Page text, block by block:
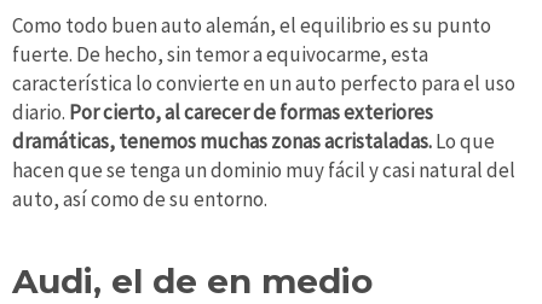
Como todo buen auto alemán, el equilibrio es su punto
fuerte. De hecho, sin temor a equivocarme, esta
característica lo convierte en un auto perfecto para el uso
diario. Por cierto, al carecer de formas exteriores
dramáticas, tenemos muchas zonas acristaladas.Lo que
hacen que se tenga un dominio muy fácil y casi natural del
auto, así como de su entorno.
Audi, el de en medio